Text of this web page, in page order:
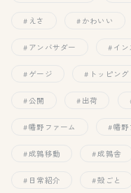
えさ かわいい
アンバサダー イ
ゲージ トッピング
公開 出荷
幡野ファーム 幡野
成鶉移動 成鶉舎
日常紹介 殻ごと